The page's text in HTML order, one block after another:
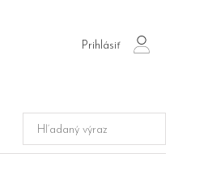
Prihlásiť
login